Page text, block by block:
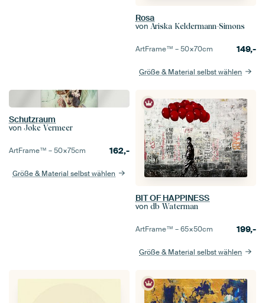
Rosa
von Ariska Keldermann-Simons
ArtFrame™ –50×70cm 149,-
Größe & Material selbst wählen
Schutzraum
von Joke Vermeer
ArtFrame™ –50×75cm 162,-
Größe & Material selbst wählen
BIT OF HAPPINESS
von db Waterman
ArtFrame™ –65×50cm 199,-
Größe & Material selbst wählen